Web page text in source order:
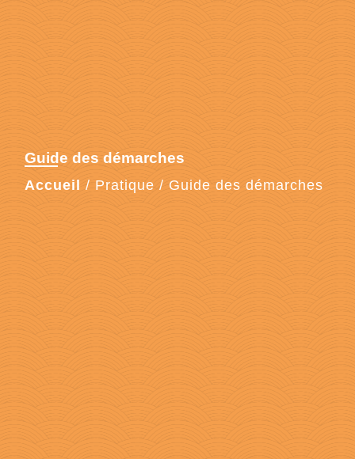
Guide des démarches
Accueil / Pratique / Guide des démarches